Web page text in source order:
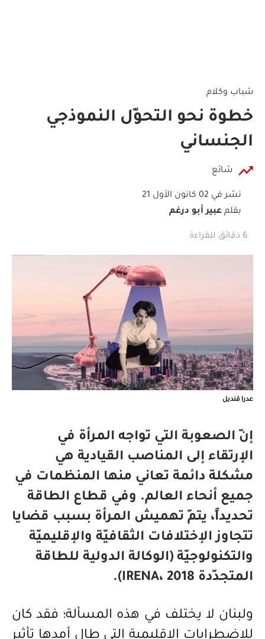
شباب وكلام
خطوة نحو التحوّل النموذجي
الجنساني
شائع
نشر في 02 كانون الأول 21
بقلم عبير أبو درغم
6 دقائق للقراءة
عدرا قنديل
إنّ الصعوبة التي تواجه المرأة في
الإرتقاء إلى المناصب القيادية هي
مشكلة دائمة تعاني منها المنظمات في
جميع أنحاء العالم. وفي قطاع الطاقة
تحديداً، يتمّ تهميش المرأة بسبب قضايا
تتجاوز الإختلافات الثقافيّة والإقليميّة
والتكنولوجيّة (الوكالة الدولية للطاقة
المتجدّدة IRENA، 2018).
ولبنان لا يختلف في هذه المسألة؛ فقد كان